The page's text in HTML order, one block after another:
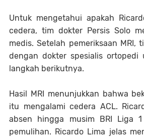
Untuk mengetahui apakah
cedera, tim dokter Persis Solo
medis. Setelah pemeriksaan MRI,
dengan dokter spesialis ortopedi
langkah berikutnya.
Hasil MRI menunjukkan bahwa
itu mengalami cedera ACL.
absen hingga musim BRI Liga
pemulihan. Ricardo Lima jelas